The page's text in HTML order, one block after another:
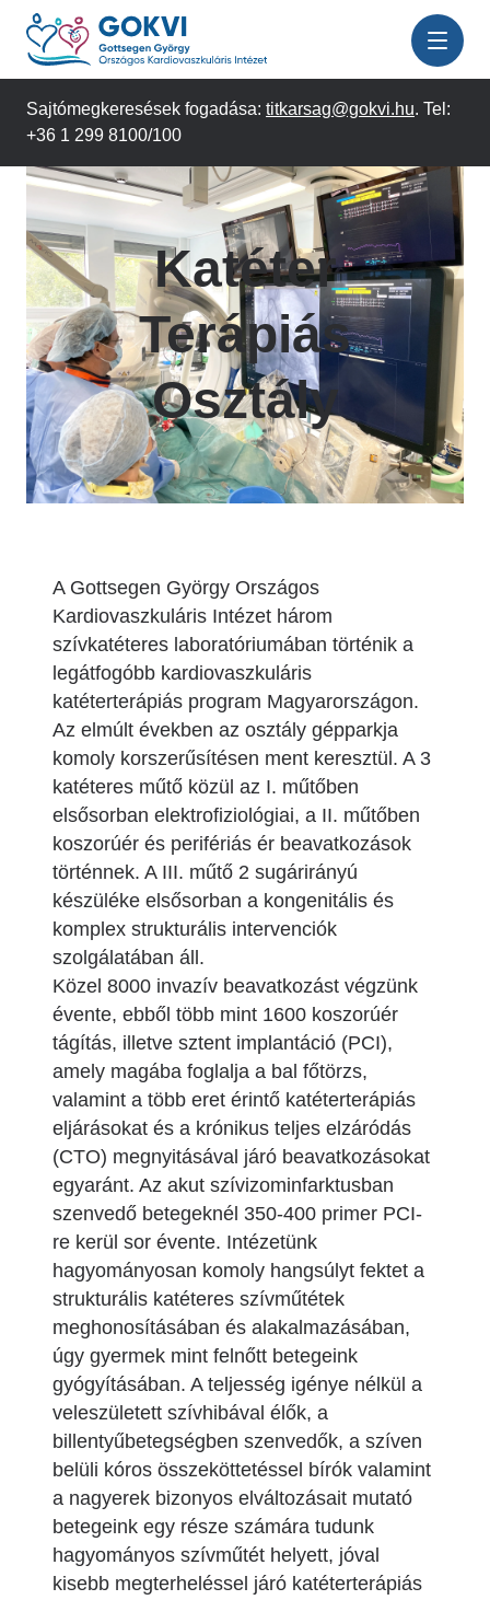
Ugrás
tartalomra
Sajtómegkeresések fogadása: titkarsag@gokvi.hu. Tel:
+36 1 299 8100/100
Katéter
Terápiás
Osztály
A Gottsegen György Országos
Kardiovaszkuláris Intézet három
szívkatéteres laboratóriumában történik a
legátfogóbb kardiovaszkuláris
katéterterápiás program Magyarországon.
Az elmúlt években az osztály gépparkja
komoly korszerűsítésen ment keresztül. A 3
katéteres műtő közül az I. műtőben
elsősorban elektrofiziológiai, a II. műtőben
koszorúér és perifériás ér beavatkozások
történnek. A III. műtő 2 sugárirányú
készüléke elsősorban a kongenitális és
komplex strukturális intervenciók
szolgálatában áll.
Közel 8000 invazív beavatkozást végzünk
évente, ebből több mint 1600 koszorúér
tágítás, illetve sztent implantáció (PCI),
amely magába foglalja a bal főtörzs,
valamint a több eret érintő katéterterápiás
eljárásokat és a krónikus teljes elzáródás
(CTO) megnyitásával járó beavatkozásokat
egyaránt. Az akut szívizominfarktusban
szenvedő betegeknél 350-400 primer PCI-
re kerül sor évente. Intézetünk
hagyományosan komoly hangsúlyt fektet a
strukturális katéteres szívműtétek
meghonosításában és alakalmazásában,
úgy gyermek mint felnőtt betegeink
gyógyításában. A teljesség igénye nélkül a
veleszületett szívhibával élők, a
billentyűbetegségben szenvedők, a szíven
belüli kóros összeköttetéssel bírók valamint
a nagyerek bizonyos elváltozásait mutató
betegeink egy része számára tudunk
hagyományos szívműtét helyett, jóval
kisebb megterheléssel járó katéterterápiás